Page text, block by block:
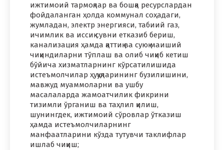
ижтимоий тармоқлар ва бошқа ресурслардан
фойдаланган ҳолда коммунал соҳадаги,
жумладан, электр энергияси, табиий газ,
ичимлик ва иссиқ сувни етказиб бериш,
канализация ҳамда қаттиқ ва суюқ маиший
чиқиндиларни тўплаш ва олиб чиқиб кетиш
бўйича хизматларнинг кўрсатилишида
истеъмолчилар ҳуқуқларининг бузилишини,
мавжуд муаммоларни ва ушбу
масалаларда жамоатчилик фикрини
тизимли ўрганиш ва таҳлил қилиш,
шунингдек, ижтимоий сўровлар ўтказиш
ҳамда истеъмолчиларнинг
манфаатларини кўзда тутувчи таклифлар
ишлаб чиқиш;